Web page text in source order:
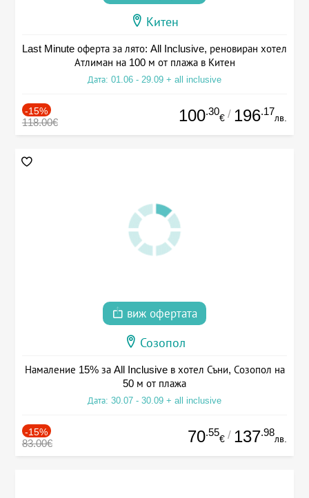
Китен
Last Minute оферта за лято: All Inclusive, реновиран хотел
Атлиман на 100 м от плажа в Китен
Дата: 01.06 - 29.09 + all inclusive
-15%
118.00€ 100.30
€ / 196.17
лв.
виж офертата
Созопол
Намаление 15% за All Inclusive в хотел Съни, Созопол на
50 м от плажа
Дата: 30.07 - 30.09 + all inclusive
-15%
83.00€ 70.55
€ / 137.98
лв.